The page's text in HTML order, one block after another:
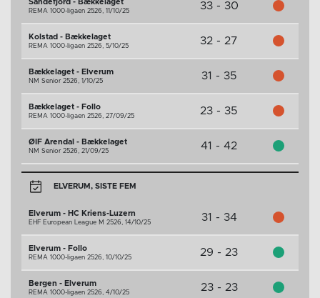
REMA 1000-ligaen 2526, 11/10/25 33 - 30
Kolstad - Bækkelaget
REMA 1000-ligaen 2526, 5/10/25 32 - 27
Bækkelaget - Elverum
NM Senior 2526, 1/10/25 31 - 35
Bækkelaget - Follo
REMA 1000-ligaen 2526, 27/09/25 23 - 35
ØIF Arendal - Bækkelaget
NM Senior 2526, 21/09/25 41 - 42
ELVERUM, SISTE FEM
Elverum - HC Kriens-Luzern
EHF European League M 2526, 14/10/25 31 - 34
Elverum - Follo
REMA 1000-ligaen 2526, 10/10/25 29 - 23
Bergen - Elverum
REMA 1000-ligaen 2526, 4/10/25 23 - 23